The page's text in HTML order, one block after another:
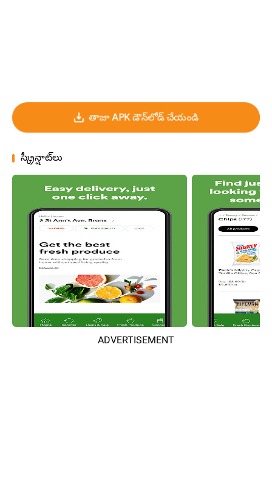
తాజా APK డౌన్‌లోడ్ చేయండి
స్క్రీన్షాట్‌లు
ADVERTISEMENT